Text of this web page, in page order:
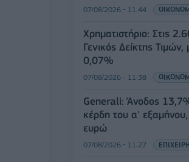
07/08/2026 - 11:44
Χρηματιστήριο: Στις
Γενικός Δείκτης
0,07%
07/08/2026 - 11:38
Generali: Άνοδος
κέρδη του α'
ευρώ
07/08/2026 - 11:27